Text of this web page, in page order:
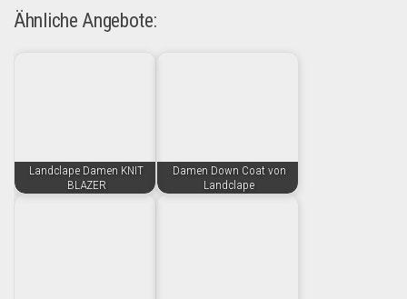
Ähnliche Angebote:
Landclape Damen KNIT
BLAZER
Damen Down Coat von
Landclape